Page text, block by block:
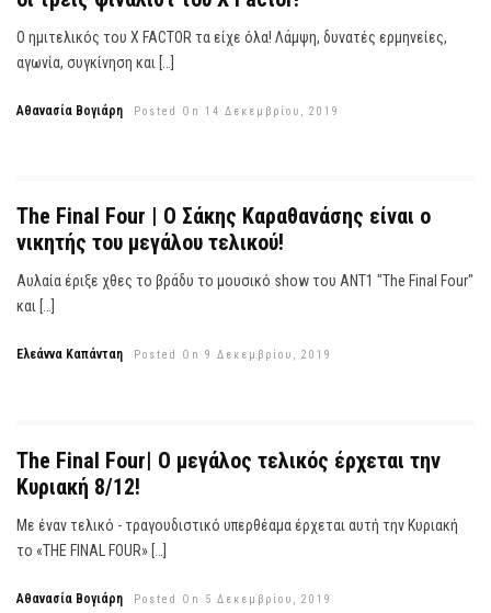
Ο ημιτελικός του X FACTOR τα είχε όλα! Λάμψη, δυνατές ερμηνείες,
αγωνία, συγκίνηση και […]
Αθανασία Βογιάρη Posted On 14 Δεκεμβρίου, 2019
The Final Four | Ο Σάκης Καραθανάσης είναι ο
νικητής του μεγάλου τελικού!
Αυλαία έριξε χθες το βράδυ το μουσικό show του ΑNT1 "The Final Four"
και […]
Ελεάννα Καπάνταη Posted On 9 Δεκεμβρίου, 2019
The Final Four| Ο μεγάλος τελικός έρχεται την
Κυριακή 8/12!
Με έναν τελικό - τραγουδιστικό υπερθέαμα έρχεται αυτή την Κυριακή
το «THE FINAL FOUR» […]
Αθανασία Βογιάρη Posted On 5 Δεκεμβρίου, 2019